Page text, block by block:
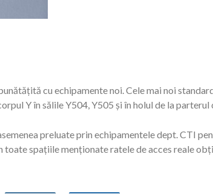
cu echipamente noi. Cele mai noi
Y în sălile Y504, Y505 și în holul de la parterul
preluate prin echipamentele dept. CTI
spațiile menționate ratele de acces reale